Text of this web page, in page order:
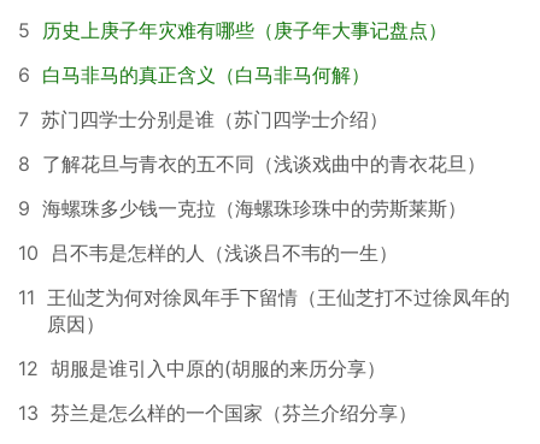
5 历史上庚子年灾难有哪些（庚子年大事记盘点）
6 白马非马的真正含义（白马非马何解）
7 苏门四学士分别是谁（苏门四学士介绍）
8 了解花旦与青衣的五不同（浅谈戏曲中的青衣花旦）
9 海螺珠多少钱一克拉（海螺珠珍珠中的劳斯莱斯）
10
吕不韦是怎样的人（浅谈吕不韦的一生）
11 王仙芝为何对徐凤年手下留情（王仙芝打不过徐凤年的
原因）
12 胡服是谁引入中原的(胡服的来历分享）
13 芬兰是怎么样的一个国家（芬兰介绍分享）